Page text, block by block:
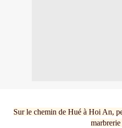
Sur le chemin de Hué à Hoi An,
marbrerie